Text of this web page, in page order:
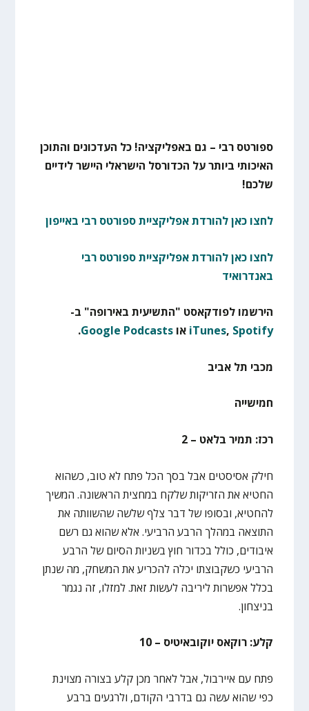
ספורטס רבי – גם באפליקציה! כל העדכונים והתוכן
האיכותי ביותר על הכדורסל הישראלי היישר לידיים
שלכם!
לחצו כאן להורדת אפליקציית ספורטס רבי באייפון
לחצו כאן להורדת אפליקציית ספורטס רבי
באנדרואיד
הירשמו לפודקאסט "התשיעית באירופה" ב-
iTunes, Spotify אוGoogle Podcasts
.
מכבי תל אביב
חמישייה
רכז: תמיר בלאט – 2
חילק אסיסטים אבל בסך הכל פתח לא טוב, כשהוא
החטיא את הזריקות שלקח במחצית הראשונה. המשיך
להחטיא, ובסופו של דבר צלף שלשה שהשוותה את
התוצאה במהלך הרבע הרביעי. אלא שהוא גם רשם
איבודים, כולל בכדור חוץ בשניות הסיום של הרבע
הרביעי כשקבוצתו יכלה להכריע את המשחק, מה שנתן
בכלל אפשרות ליריבה לעשות זאת. למזלו, זה נגמר
בניצחון.
קלע: רוקאס יוקובאיטיס – 10
פתח עם איירבול, אבל לאחר מכן קלע בצורה מצוינת
כפי שהוא עשה גם בדרבי הקודם, ולרגעים ברבע